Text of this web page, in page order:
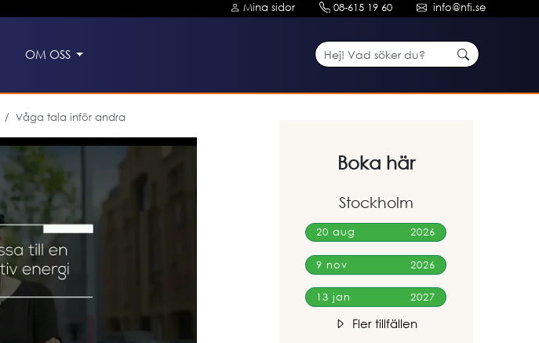
Mina sidor 08-615 19 60 info@nfi.se
OM OSS
Våga tala inför andra
Boka här
Stockholm
20 aug 2026
9 nov 2026
13 jan 2027
Fler tillfällen